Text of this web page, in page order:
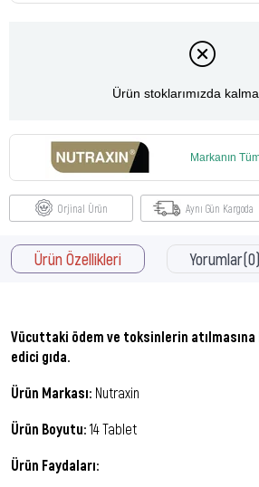
Ürün stoklarımızda
Markanın
Orjinal Ürün Aynı Gün Kargoda
Ürün Özellikleri Yorumlar(0)
Vücuttaki ödem ve toksinlerin
edici gıda.
Ürün Markası: Nutraxin
Ürün Boyutu: 14 Tablet
Ürün Faydaları: